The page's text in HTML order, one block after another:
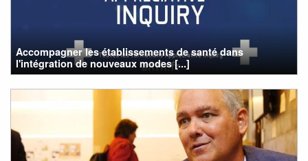
Accompagner les établissements de santé dans
l'intégration de nouveaux modes [...]